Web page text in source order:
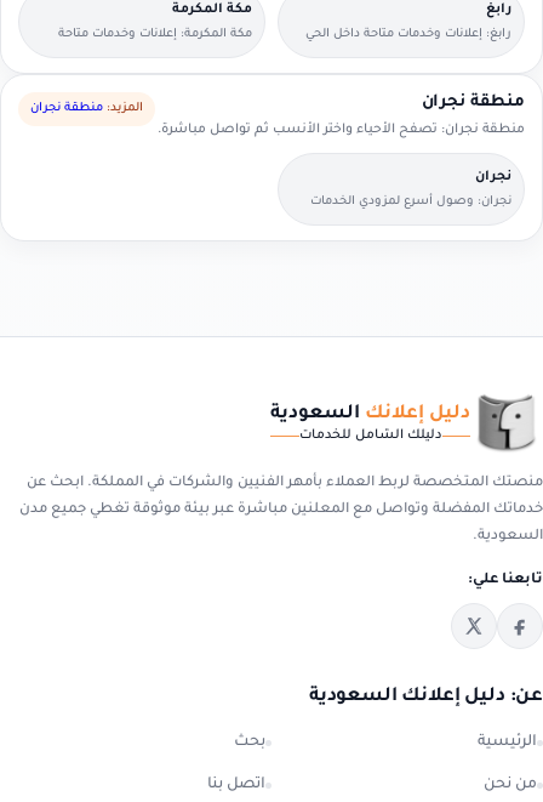
رابغ
رابغ: إعلانات وخدمات متاحة داخل الحي
مع وسائل تواصل مباشرة.
مكة المكرمة
مكة المكرمة: إعلانات وخدمات متاحة
داخل الحي مع وسائل تواصل مباشرة.
منطقة نجران
منطقة نجران: تصفح الأحياء واختر الأنسب ثم تواصل مباشرة.
المزيد: منطقة نجران
نجران
نجران: وصول أسرع لمزودي الخدمات
القريبين منك.
دليل إعلانك السعودية
دليلك الشامل للخدمات
منصتك المتخصصة لربط العملاء بأمهر الفنيين والشركات في المملكة. ابحث عن
خدماتك المفضلة وتواصل مع المعلنين مباشرة عبر بيئة موثوقة تغطي جميع مدن
السعودية.
تابعنا علي:
عن: دليل إعلانك السعودية
الرئيسية بحث
من نحن اتصل بنا